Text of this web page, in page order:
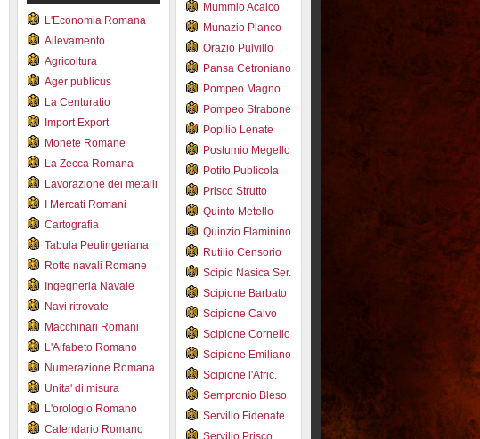
L'Economia Romana
Allevamento
Agricoltura
Ager publicus
La Centuratio
Import Export
Monete Romane
La Zecca Romana
Lavorazione dei metalli
I Mercati Romani
Cartografia
Tabula Peutingeriana
Rotte navali Romane
Ingegneria Navale
Navi ritrovate
Macchinari Romani
L'Alfabeto Romano
Numerazione Romana
Unita' di misura
L'orologio Romano
Calendario Romano
Mummio Acaico
Munazio Planco
Orazio Pulvillo
Pansa Cetroniano
Pompeo Magno
Pompeo Strabone
Popilio Lenate
Postumio Megello
Potito Publicola
Prisco Strutto
Quinto Metello
Quinzio Flaminino
Rutilio Censorio
Scipio Nasica Ser.
Scipione Barbato
Scipione Calvo
Scipione Cornelio
Scipione Emiliano
Scipione l'Afric.
Sempronio Bleso
Servilio Fidenate
Servilio Prisco